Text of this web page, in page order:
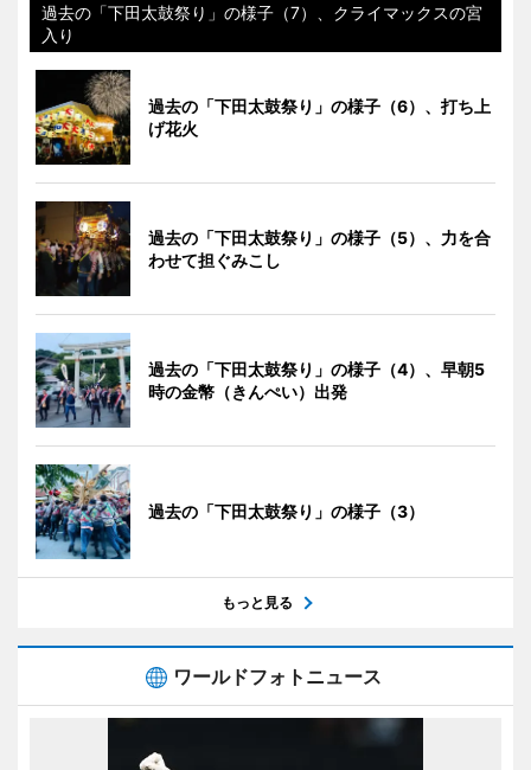
過去の「下田太鼓祭り」の様子（7）、クライマックスの宮
入り
過去の「下田太鼓祭り」の様子（6）、打ち上
げ花火
過去の「下田太鼓祭り」の様子（5）、力を合
わせて担ぐみこし
過去の「下田太鼓祭り」の様子（4）、早朝5
時の金幣（きんぺい）出発
過去の「下田太鼓祭り」の様子（3）
もっと見る
ワールドフォトニュース